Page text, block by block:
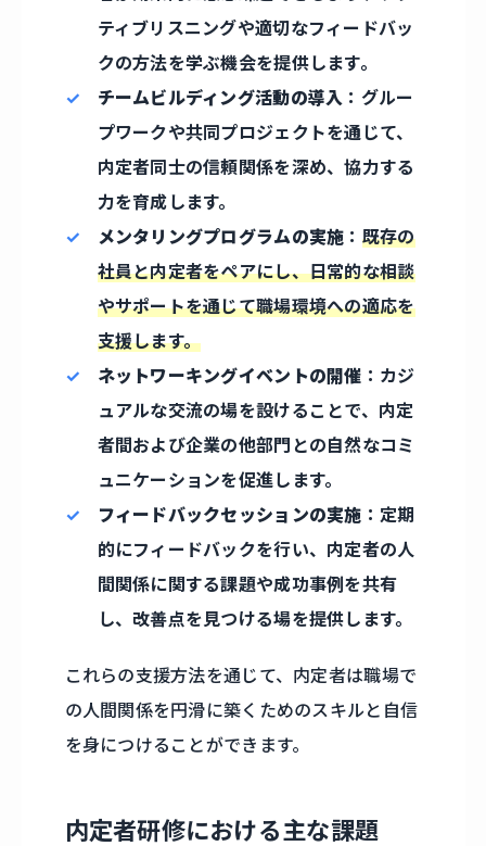
ティブリスニングや適切なフィードバッ
クの方法を学ぶ機会を提供します。
チームビルディング活動の導入 ：グルー
プワークや共同プロジェクトを通じて、
内定者同士の信頼関係を深め、協力する
力を育成します。
メンタリングプログラムの実施 ： 既存の
社員と内定者をペアにし、日常的な相談
やサポートを通じて職場環境への適応を
支援します。
ネットワーキングイベントの開催 ：カジ
ュアルな交流の場を設けることで、内定
者間および企業の他部門との自然なコミ
ュニケーションを促進します。
フィードバックセッションの実施 ：定期
的にフィードバックを行い、内定者の人
間関係に関する課題や成功事例を共有
し、改善点を見つける場を提供します。
これらの支援方法を通じて、内定者は職場で
の人間関係を円滑に築くためのスキルと自信
を身につけることができます。
内定者研修における主な課題